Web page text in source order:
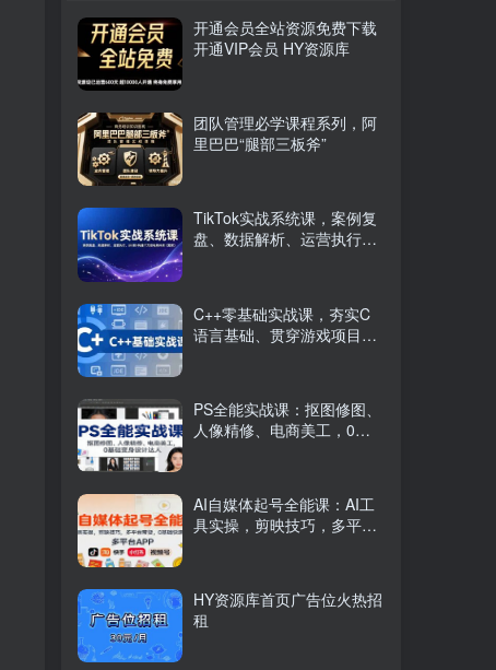
开通会员全站资源免费下载
开通VIP会员 HY资源库
团队管理必学课程系列，阿
里巴巴“腿部三板斧”
TikTok实战系统课，案例复
盘、数据解析、运营执行，
C++零基础实战课，夯实C
语言基础、贯穿游戏项目、
PS全能实战课：抠图修图、
人像精修、电商美工，0基
AI自媒体起号全能课：AI工
具实操，剪映技巧，多平台
HY资源库首页广告位火热招
租